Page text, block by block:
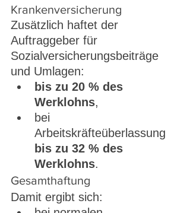
Krankenversicherung
Zusätzlich haftet der
Auftraggeber für
Sozialversicherungsbeiträge
und Umlagen:
bis zu 20 % des
Werklohns,
bei
Arbeitskräfteüberlassung
bis zu 32 % des
Werklohns.
Gesamthaftung
Damit ergibt sich: